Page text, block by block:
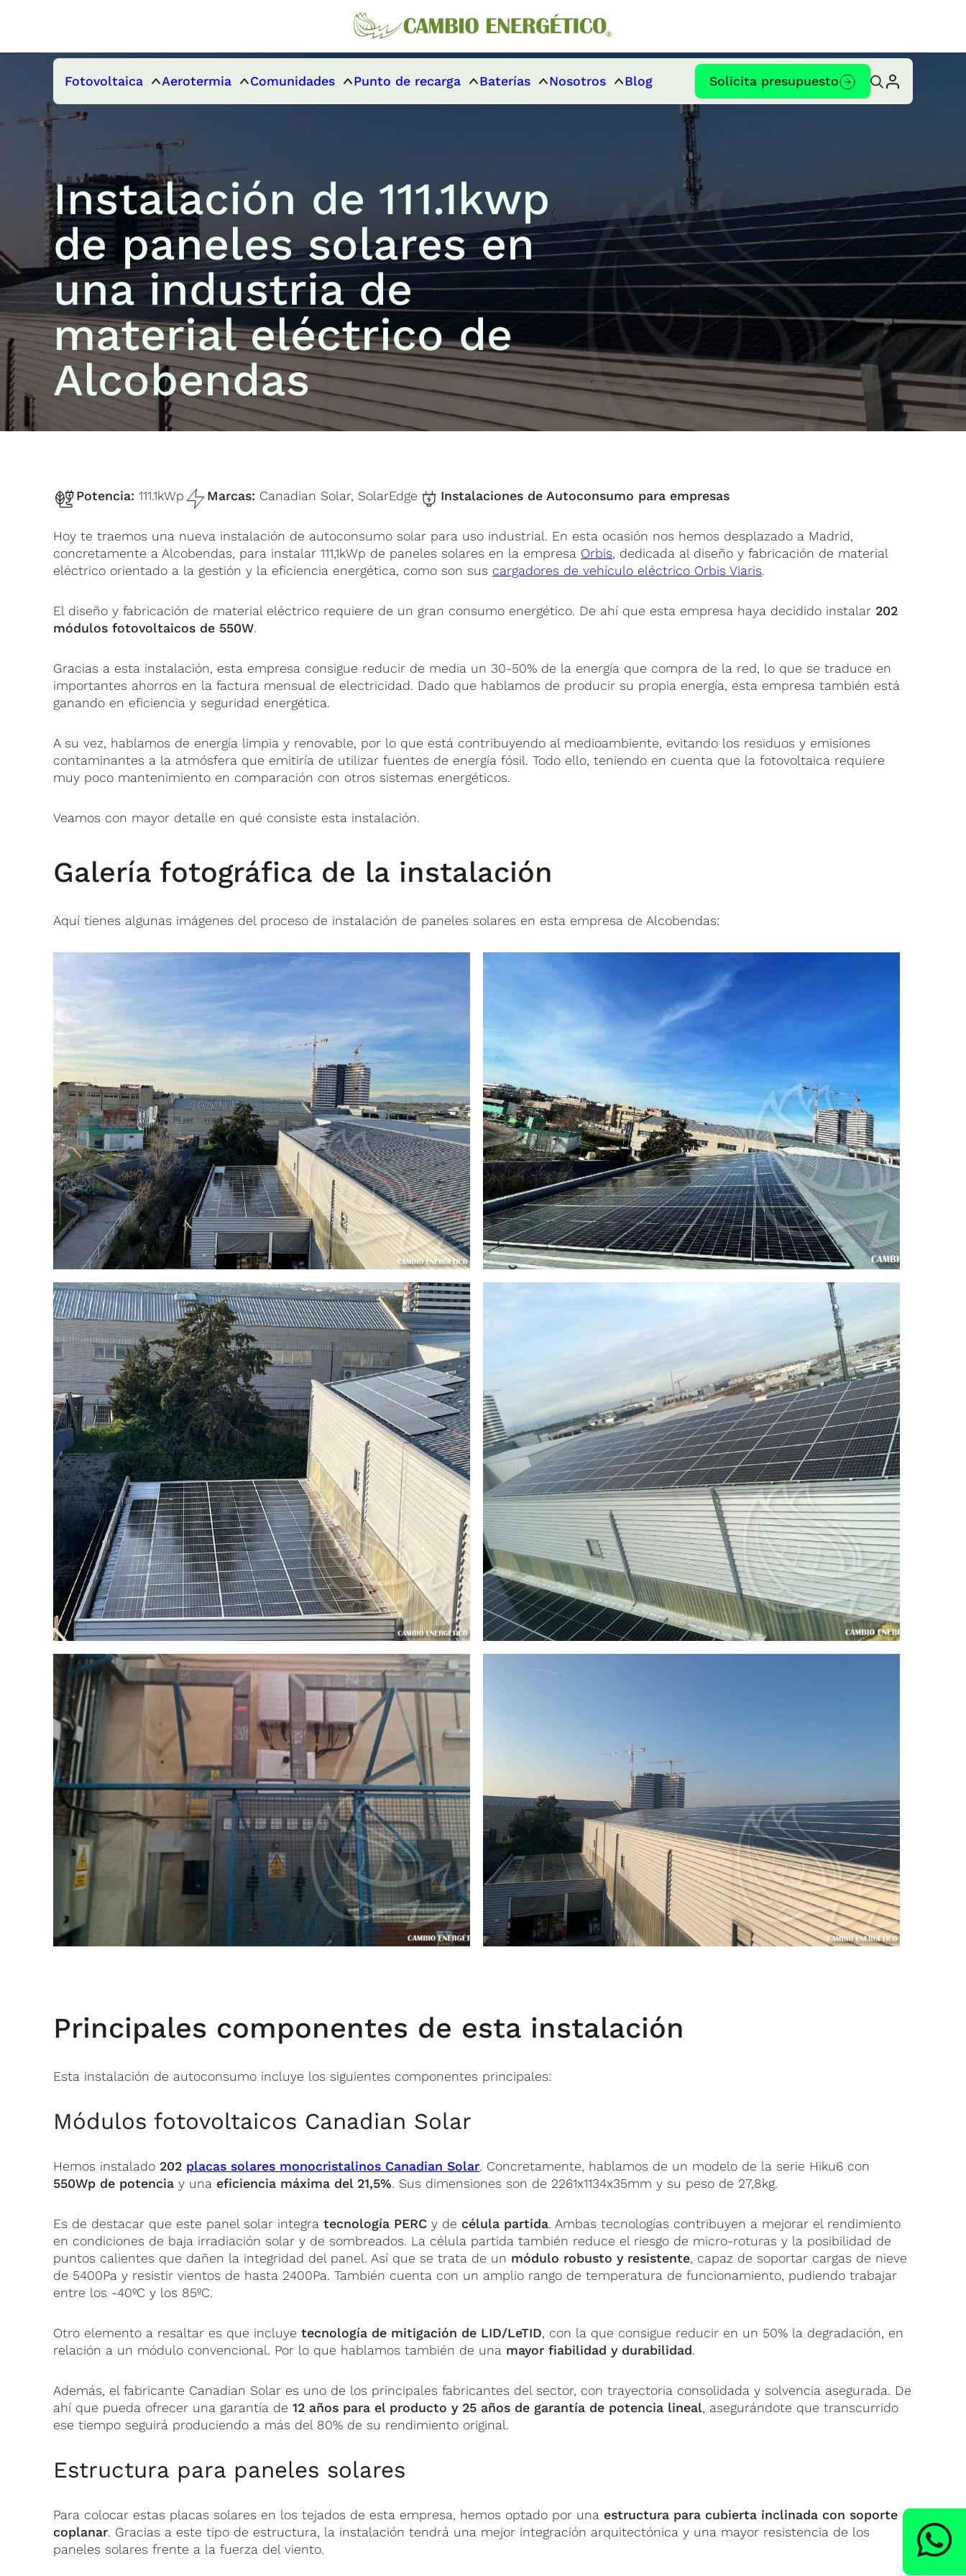
Fotovoltaica Aerotermia Comunidades Punto de recarga Baterías Nosotros Blog Solicita presupuesto
Instalación de 111.1kwp
de paneles solares en
una industria de
material eléctrico de
Alcobendas
Potencia:111.1kWp Marcas: Canadian Solar, SolarEdge Instalaciones de Autoconsumo para empresas
Hoy te traemos una nueva instalación de autoconsumo solar para uso industrial. En esta ocasión nos hemos desplazado a Madrid,
concretamente a Alcobendas, para instalar 111,1kWp de paneles solares en la empresa Orbis, dedicada al diseño y fabricación de material
eléctrico orientado a la gestión y la eficiencia energética, como son sus cargadores de vehículo eléctrico Orbis Viaris.
El diseño y fabricación de material eléctrico requiere de un gran consumo energético. De ahí que esta empresa haya decidido instalar 202
módulos fotovoltaicos de 550W.
Gracias a esta instalación, esta empresa consigue reducir de media un 30-50% de la energía que compra de la red, lo que se traduce en
importantes ahorros en la factura mensual de electricidad. Dado que hablamos de producir su propia energía, esta empresa también está
ganando en eficiencia y seguridad energética.
A su vez, hablamos de energía limpia y renovable, por lo que está contribuyendo al medioambiente, evitando los residuos y emisiones
contaminantes a la atmósfera que emitiría de utilizar fuentes de energía fósil. Todo ello, teniendo en cuenta que la fotovoltaica requiere
muy poco mantenimiento en comparación con otros sistemas energéticos.
Veamos con mayor detalle en qué consiste esta instalación.
Galería fotográfica de la instalación
Aquí tienes algunas imágenes del proceso de instalación de paneles solares en esta empresa de Alcobendas:
Principales componentes de esta instalación
Esta instalación de autoconsumo incluye los siguientes componentes principales:
Módulos fotovoltaicos Canadian Solar
Hemos instalado 202 placas solares monocristalinos Canadian Solar. Concretamente, hablamos de un modelo de la serie Hiku6 con
550Wp de potenciay una eficiencia máxima del 21,5%. Sus dimensiones son de 2261x1134x35mm y su peso de 27,8kg.
Es de destacar que este panel solar integratecnología PERC y de célula partida. Ambas tecnologías contribuyen a mejorar el rendimiento
en condiciones de baja irradiación solar y de sombreados. La célula partida también reduce el riesgo de micro-roturas y la posibilidad de
puntos calientes que dañen la integridad del panel. Así que se trata de un módulo robusto y resistente, capaz de soportar cargas de nieve
de 5400Pa y resistir vientos de hasta 2400Pa. También cuenta con un amplio rango de temperatura de funcionamiento, pudiendo trabajar
entre los -40ºC y los 85ºC.
Otro elemento a resaltar es que incluyetecnología de mitigación de LID/LeTID, con la que consigue reducir en un 50% la degradación, en
relación a un módulo convencional. Por lo que hablamos también de una mayor fiabilidad y durabilidad.
Además, el fabricante Canadian Solar es uno de los principales fabricantes del sector, con trayectoria consolidada y solvencia asegurada. De
ahí que pueda ofrecer una garantía de12 años para el producto y 25 años de garantía de potencia lineal, asegurándote que transcurrido
ese tiempo seguirá produciendo a más del 80% de su rendimiento original.
Estructura para paneles solares
Para colocar estas placas solares en los tejados de esta empresa, hemos optado por una estructura para cubierta inclinada con soporte
coplanar. Gracias a este tipo de estructura, la instalación tendrá una mejor integración arquitectónica y una mayor resistencia de los
paneles solares frente a la fuerza del viento.